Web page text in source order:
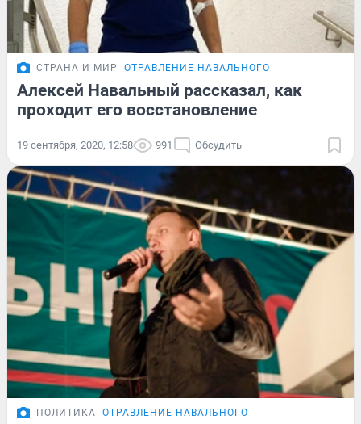
СТРАНА И МИР ОТРАВЛЕНИЕ НАВАЛЬНОГО
Алексей Навальный рассказал, как
проходит его восстановление
19 сентября, 2020, 12:58 991 Обсудить
ПОЛИТИКА ОТРАВЛЕНИЕ НАВАЛЬНОГО